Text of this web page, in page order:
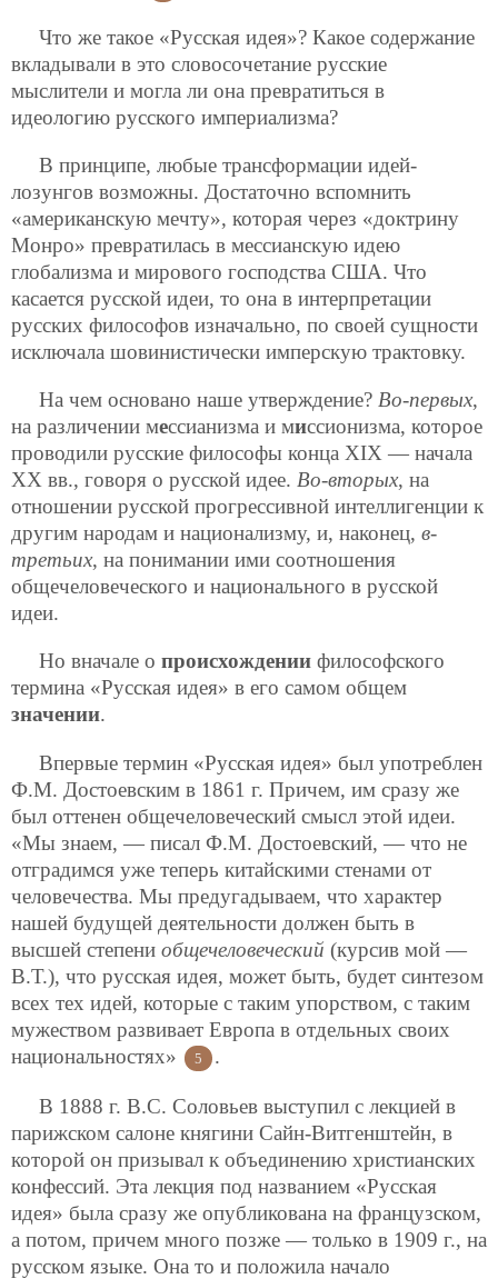
Что же такое «Русская идея»? Какое содержание
вкладывали в это словосочетание русские
мыслители и могла ли она превратиться в
идеологию русского империализма?
В принципе, любые трансформации идей-
лозунгов возможны. Достаточно вспомнить
«американскую мечту», которая через «доктрину
Монро» превратилась в мессианскую идею
глобализма и мирового господства США. Что
касается русской идеи, то она в интерпретации
русских философов изначально, по своей сущности
исключала шовинистически имперскую трактовку.
На чем основано наше утверждение? Во-первых,
на различении мессианизма и миссионизма, которое
проводили русские философы конца XIX — начала
ХХ вв., говоря о русской идее. Во-вторых, на
отношении русской прогрессивной интеллигенции к
другим народам и национализму, и, наконец, в-
третьих, на понимании ими соотношения
общечеловеческого и национального в русской
идеи.
Но вначале о происхождении философского
термина «Русская идея» в его самом общем
значении.
Впервые термин «Русская идея» был употреблен
Ф.М. Достоевским в 1861 г. Причем, им сразу же
был оттенен общечеловеческий смысл этой идеи.
«Мы знаем, — писал Ф.М. Достоевский, — что не
отградимся уже теперь китайскими стенами от
человечества. Мы предугадываем, что характер
нашей будущей деятельности должен быть в
высшей степени общечеловеческий (курсив мой —
В.Т.), что русская идея, может быть, будет синтезом
всех тех идей, которые с таким упорством, с таким
мужеством развивает Европа в отдельных своих
национальностях»
5 .
В 1888 г. В.С. Соловьев выступил с лекцией в
парижском салоне княгини Сайн-Витгенштейн, в
которой он призывал к объединению христианских
конфессий. Эта лекция под названием «Русская
идея» была сразу же опубликована на французском,
а потом, причем много позже — только в 1909 г., на
русском языке. Она то и положила начало